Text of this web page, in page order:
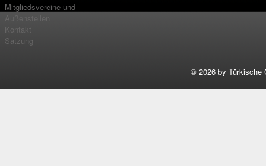
Mitgliedsvereine und
Außenstellen
Kontakt
Satzung
© 2026 by Türkische